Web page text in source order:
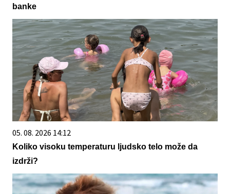
banke
05. 08. 2026 14:12
Koliko visoku temperaturu ljudsko telo može da
izdrži?